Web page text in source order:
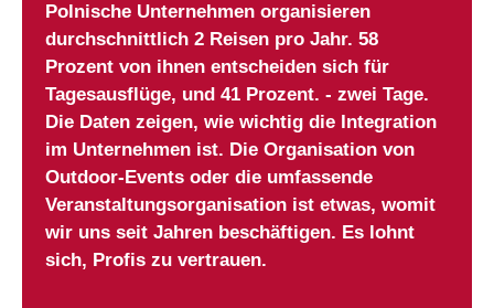
Polnische Unternehmen organisieren
durchschnittlich 2 Reisen pro Jahr. 58
Prozent von ihnen entscheiden sich für
Tagesausflüge, und 41 Prozent. - zwei Tage.
Die Daten zeigen, wie wichtig die Integration
im Unternehmen ist. Die Organisation von
Outdoor-Events oder die umfassende
Veranstaltungsorganisation ist etwas, womit
wir uns seit Jahren beschäftigen. Es lohnt
sich, Profis zu vertrauen.